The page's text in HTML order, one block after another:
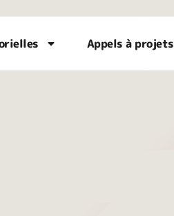
Appels à projets